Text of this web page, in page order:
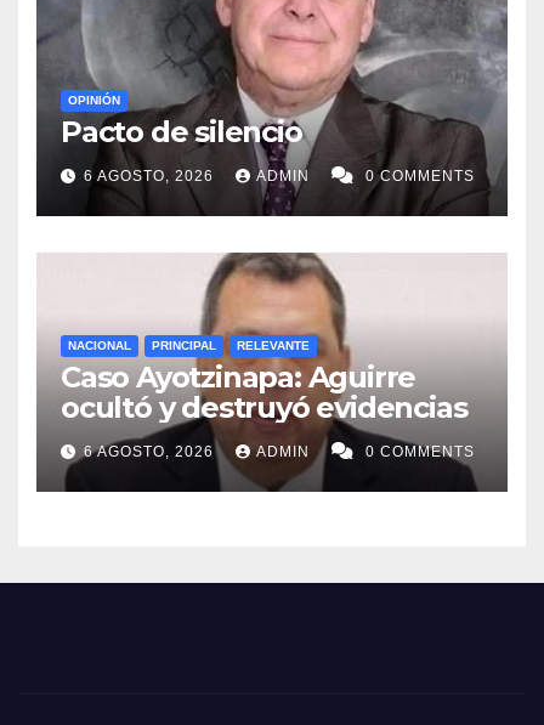
OPINIÓN
Pacto de silencio
6 AGOSTO, 2026 ADMIN 0 COMMENTS
NACIONAL PRINCIPAL RELEVANTE
Caso Ayotzinapa: Aguirre
ocultó y destruyó evidencias
6 AGOSTO, 2026 ADMIN 0 COMMENTS